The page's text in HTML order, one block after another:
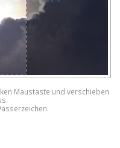
Maustaste und verschieben